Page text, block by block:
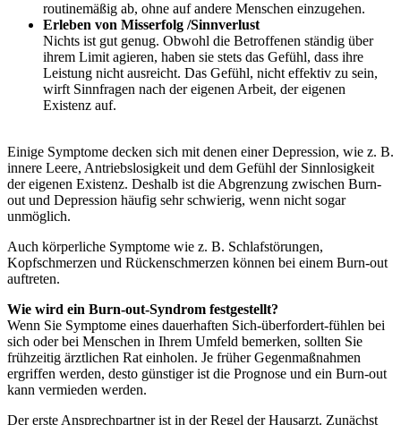
routinemäßig ab, ohne auf andere Menschen einzugehen.
Erleben von Misserfolg /Sinnverlust
Nichts ist gut genug. Obwohl die Betroffenen ständig über
ihrem Limit agieren, haben sie stets das Gefühl, dass ihre
Leistung nicht ausreicht. Das Gefühl, nicht effektiv zu sein,
wirft Sinnfragen nach der eigenen Arbeit, der eigenen
Existenz auf.
Einige Symptome decken sich mit denen einer Depression, wie z. B.
innere Leere, Antriebslosigkeit und dem Gefühl der Sinnlosigkeit
der eigenen Existenz. Deshalb ist die Abgrenzung zwischen Burn-
out und Depression häufig sehr schwierig, wenn nicht sogar
unmöglich.
Auch körperliche Symptome wie z. B. Schlafstörungen,
Kopfschmerzen und Rückenschmerzen können bei einem Burn-out
auftreten.
Wie wird ein Burn-out-Syndrom festgestellt?
Wenn Sie Symptome eines dauerhaften Sich-überfordert-fühlen bei
sich oder bei Menschen in Ihrem Umfeld bemerken, sollten Sie
frühzeitig ärztlichen Rat einholen. Je früher Gegenmaßnahmen
ergriffen werden, desto günstiger ist die Prognose und ein Burn-out
kann vermieden werden.
Der erste Ansprechpartner ist in der Regel der Hausarzt. Zunächst